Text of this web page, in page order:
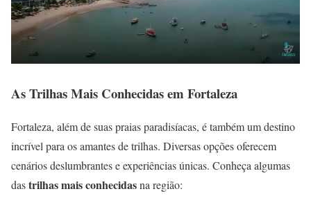
As Trilhas Mais Conhecidas em Fortaleza
Fortaleza, além de suas praias paradisíacas, é também um destino
incrível para os amantes de trilhas. Diversas opções oferecem
cenários deslumbrantes e experiências únicas. Conheça algumas
dastrilhas mais conhecidasna região: